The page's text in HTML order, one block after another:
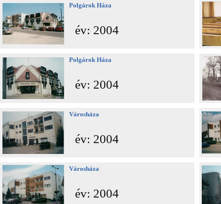
Polgárok Háza
év: 2004
Polgárok Háza
év: 2004
Városháza
év: 2004
Városháza
év: 2004